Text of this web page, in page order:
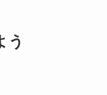
う